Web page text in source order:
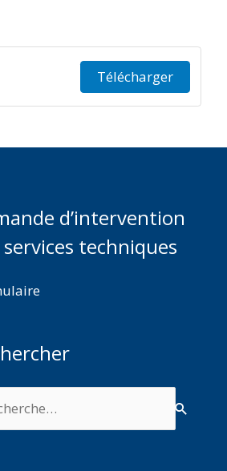
Télécharger
d’intervention
services techniques